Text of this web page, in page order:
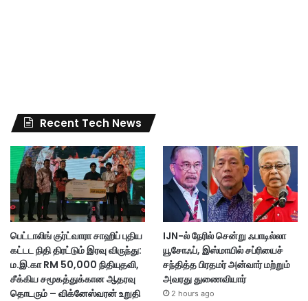
Recent Tech News
பெட்டாலிங் குர்ட்வாரா சாஹிப் புதிய
கட்டட நிதி திரட்டும் இரவு விருந்து:
ம.இ.கா RM 50,000 நிதியுதவி,
சீக்கிய சமூகத்துக்கான ஆதரவு
தொடரும் – விக்னேஸ்வரன் உறுதி
IJN-ல் நேரில் சென்று ஃபாடில்லா
யூசோஃப், இஸ்மாயில் சப்ரியைச்
சந்தித்த பிரதமர் அன்வார் மற்றும்
அவரது துணைவியார்
2 hours ago